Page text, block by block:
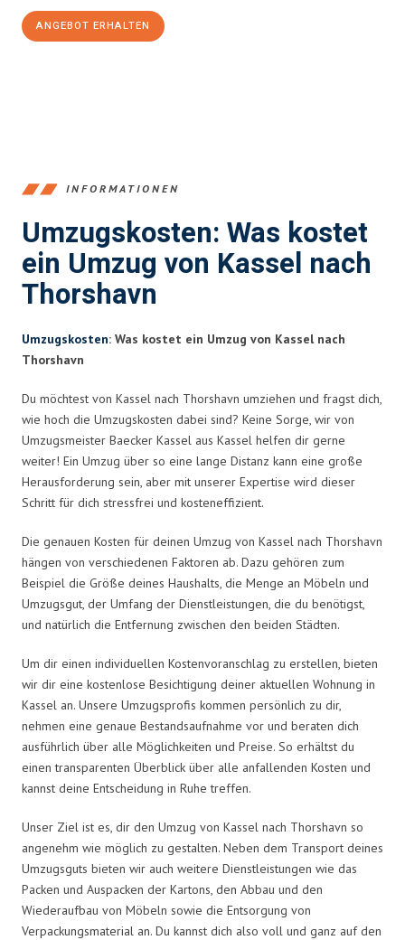
ANGEBOT ERHALTEN
INFORMATIONEN
Umzugskosten: Was kostet
ein Umzug von Kassel nach
Thorshavn
Umzugskosten: Was kostet ein Umzug von Kassel nach
Thorshavn
Du möchtest von Kassel nach Thorshavn umziehen und fragst dich,
wie hoch die Umzugskosten dabei sind? Keine Sorge, wir von
Umzugsmeister Baecker Kassel aus Kassel helfen dir gerne
weiter! Ein Umzug über so eine lange Distanz kann eine große
Herausforderung sein, aber mit unserer Expertise wird dieser
Schritt für dich stressfrei und kosteneffizient.
Die genauen Kosten für deinen Umzug von Kassel nach Thorshavn
hängen von verschiedenen Faktoren ab. Dazu gehören zum
Beispiel die Größe deines Haushalts, die Menge an Möbeln und
Umzugsgut, der Umfang der Dienstleistungen, die du benötigst,
und natürlich die Entfernung zwischen den beiden Städten.
Um dir einen individuellen Kostenvoranschlag zu erstellen, bieten
wir dir eine kostenlose Besichtigung deiner aktuellen Wohnung in
Kassel an. Unsere Umzugsprofis kommen persönlich zu dir,
nehmen eine genaue Bestandsaufnahme vor und beraten dich
ausführlich über alle Möglichkeiten und Preise. So erhältst du
einen transparenten Überblick über alle anfallenden Kosten und
kannst deine Entscheidung in Ruhe treffen.
Unser Ziel ist es, dir den Umzug von Kassel nach Thorshavn so
angenehm wie möglich zu gestalten. Neben dem Transport deines
Umzugsguts bieten wir auch weitere Dienstleistungen wie das
Packen und Auspacken der Kartons, den Abbau und den
Wiederaufbau von Möbeln sowie die Entsorgung von
Verpackungsmaterial an. Du kannst dich also voll und ganz auf den